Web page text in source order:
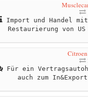
Import und Handel
Restaurierung von
Für ein
auch zum